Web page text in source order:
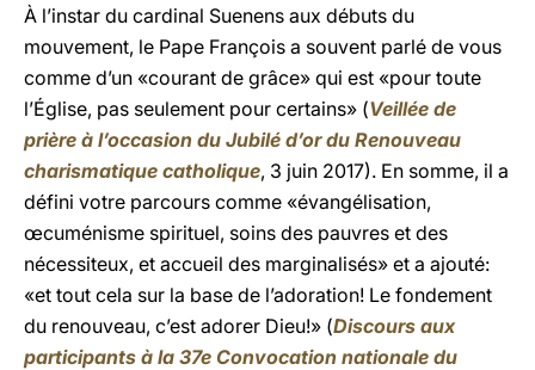
À l’instar du cardinal Suenens aux débuts du
mouvement, le Pape François a souvent parlé de vous
comme d’un «courant de grâce» qui est «pour toute
l’Église, pas seulement pour certains» (Veillée de
prière à l’occasion du Jubilé d’or du Renouveau
charismatique catholique, 3 juin 2017). En somme, il a
défini votre parcours comme «évangélisation,
œcuménisme spirituel, soins des pauvres et des
nécessiteux, et accueil des marginalisés» et a ajouté:
«et tout cela sur la base de l’adoration! Le fondement
du renouveau, c’est adorer Dieu!» (Discours aux
participants à la 37e Convocation nationale du